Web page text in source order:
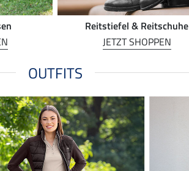
Reitstiefel & Reitschuhe
JETZT SHOPPEN
OUTFITS